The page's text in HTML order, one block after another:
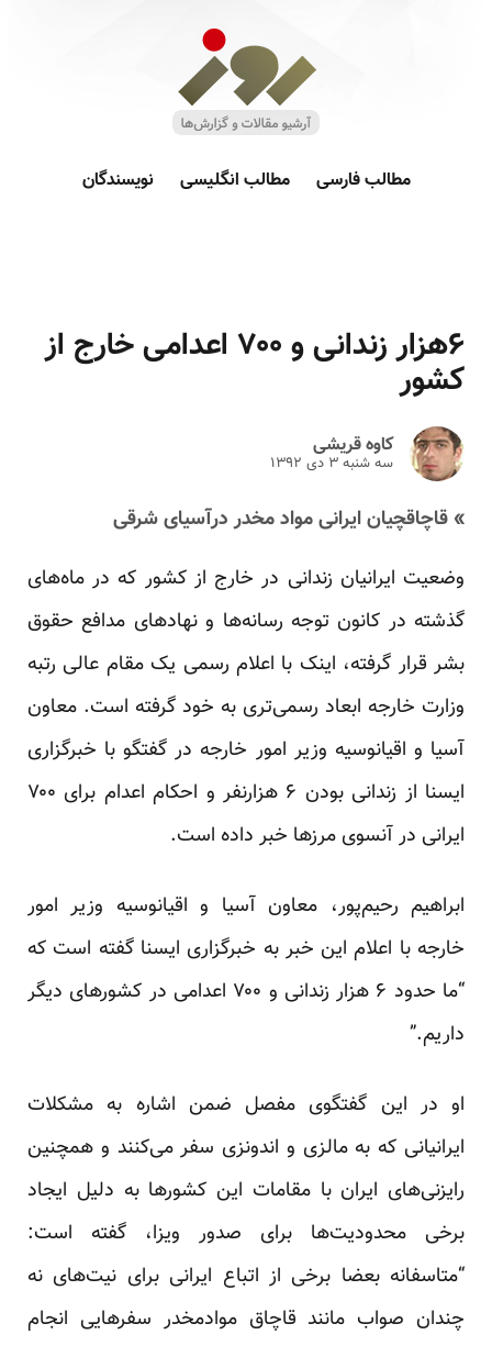
مطالب فارسی مطالب انگلیسی نویسندگان
۶هزار زندانی و ۷۰۰ اعدامی خارج از
کشور
کاوه قریشی
سه شنبه ۳ دى ۱۳۹۲
» قاچاقچیان ایرانی مواد مخدر درآسیای شرقی
وضعیت ایرانیان زندانی در خارج از کشور که در ماه‌های
گذشته در کانون توجه رسانه‌ها و نهادهای مدافع حقوق
بشر قرار گرفته، اینک با اعلام رسمی یک مقام عالی رتبه
وزارت خارجه ابعاد رسمی‌تری به خود گرفته است. معاون
آسیا و اقیانوسیه وزیر امور خارجه در گفتگو با خبرگزاری
ایسنا از زندانی بودن ۶ هزارنفر و احکام اعدام برای ۷۰۰
ایرانی در آنسوی مرزها خبر داده است.
ابراهیم رحیم‌پور، معاون آسیا و اقیانوسیه وزیر امور
خارجه با اعلام این خبر به خبرگزاری ایسنا گفته است که
“ما حدود ۶ هزار زندانی و ۷۰۰ اعدامی در کشورهای دیگر
داریم.”
او در این گفتگوی مفصل ضمن اشاره به مشکلات
ایرانیانی که به مالزی و اندونزی سفر می‌کنند و همچنین
رایزنی‌های ایران با مقامات این کشور‌ها به دلیل ایجاد
برخی محدودیت‌ها برای صدور ویزا، گفته است:
“متاسفانه بعضا برخی از اتباع ایرانی برای نیت‌های نه
چندان صواب مانند قاچاق موادمخدر سفرهایی انجام